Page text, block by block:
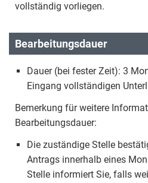
vollständig vorliegen.
Bearbeitungsdauer
Dauer (bei fester Zeit): 3
Eingang vollständigen
Bemerkung für weitere
Bearbeitungsdauer:
Die zuständige Stelle
Antrags innerhalb eines
Stelle informiert Sie, falls